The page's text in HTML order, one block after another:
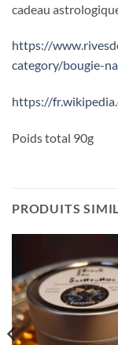
cadeau
https://
category/bougie-
https://
Poids total 90g
PRODUITS